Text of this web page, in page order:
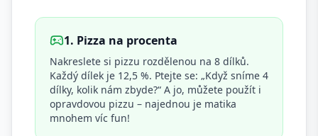
1. Pizza na procenta
Nakreslete si pizzu rozdělenou na 8 dílků.
Každý dílek je 12,5 %. Ptejte se: „Když sníme 4
dílky, kolik nám zbyde?“ A jo, můžete použít i
opravdovou pizzu – najednou je matika
mnohem víc fun!